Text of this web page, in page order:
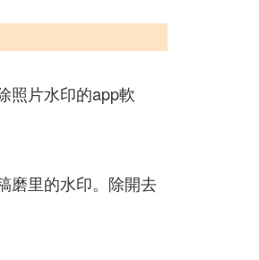
照片水印的app軟
磨里的水印。除開去